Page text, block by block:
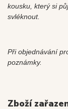
kousku, který si
svléknout.
Při objednávání
poznámky.
Zboží